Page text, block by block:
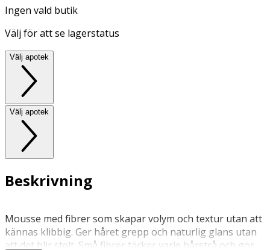
Ingen vald butik
Välj för att se lagerstatus
Välj apotek
Välj apotek
Beskrivning
Mousse med fibrer som skapar volym och textur utan att
kännas klibbig. Ger håret grepp och naturlig glans utan
att det blir stelt. Små fibrer täcker varje hårstrå och gör